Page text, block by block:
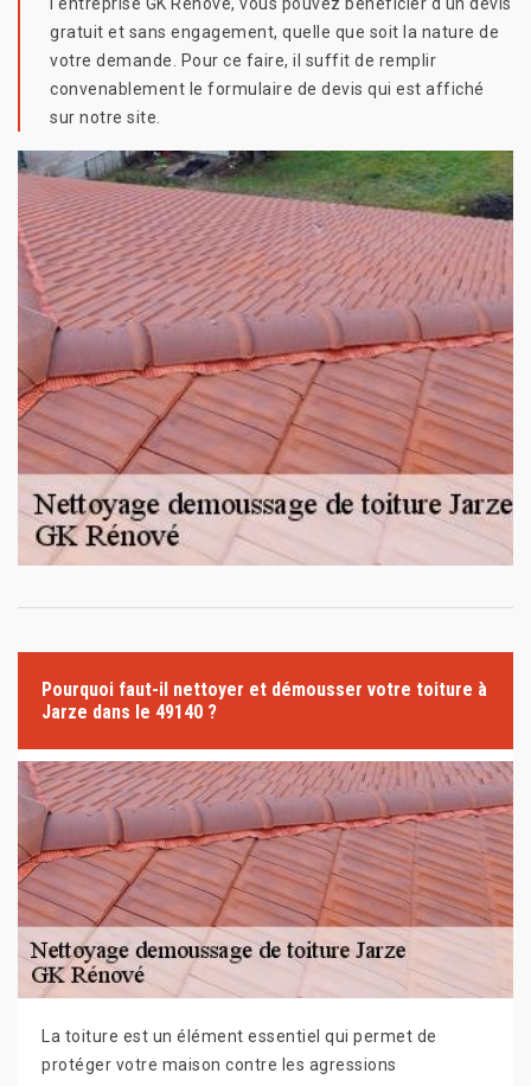
l'entreprise GK Rénové, vous pouvez bénéficier d'un devis
gratuit et sans engagement, quelle que soit la nature de
votre demande. Pour ce faire, il suffit de remplir
convenablement le formulaire de devis qui est affiché
sur notre site.
Pourquoi faut-il nettoyer et démousser votre toiture à
Jarze dans le 49140 ?
La toiture est un élément essentiel qui permet de
protéger votre maison contre les agressions